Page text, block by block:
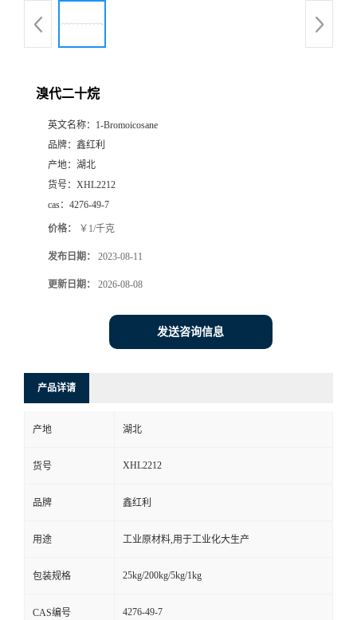
溴代二十烷
英文名称： 1-Bromoicosane
品牌： 鑫红利
产地： 湖北
货号： XHL2212
cas： 4276-49-7
价格： ￥1/千克
发布日期： 2023-08-11
更新日期： 2026-08-08
发送咨询信息
产品详请
产地 湖北
货号 XHL2212
品牌 鑫红利
用途 工业原材料,用于工业化大生产
包装规格 25kg/200kg/5kg/1kg
CAS编号 4276-49-7